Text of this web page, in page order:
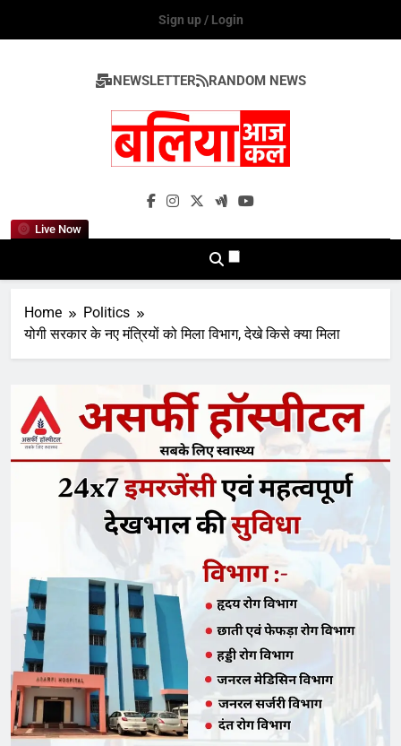
Sign up / Login
NEWSLETTER RANDOM NEWS
Live Now
Ballia Aaj Kal
Home
Politics
योगी सरकार के नए मंत्रियों को मिला विभाग, देखे किसे क्या मिला